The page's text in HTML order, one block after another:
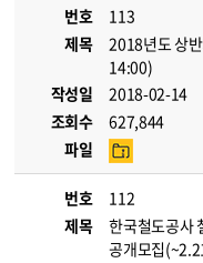
번호
113
제목
2018년도 상
14:00)
작성일
2018-02-14
조회수
627,844
파일
번호
112
제목
한국철도공사
공개모집